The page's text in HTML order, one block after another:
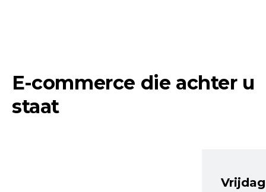
E-commerce die achter u
staat